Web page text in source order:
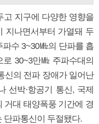
고 지구에 다양한 영향을
지나면서부터 가열돼 두
수 3~30㎒의 단파를 흡
30~3만㎒ 주파수대의
신의 전파 장애가 일어난
선박·항공기 통신, 국제
거대 태양폭풍 기간에 경
단파통신이 두절됐다.